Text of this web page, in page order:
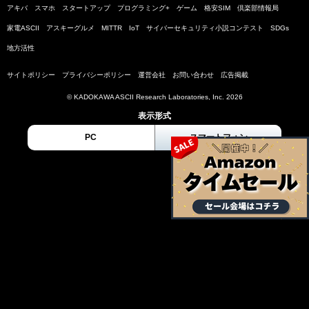
アキバ スマホ スタートアップ プログラミング+ ゲーム 格安SIM 倶楽部情報局
家電ASCII アスキーグルメ MITTR IoT サイバーセキュリティ小説コンテスト SDGs
地方活性
サイトポリシー プライバシーポリシー 運営会社 お問い合わせ 広告掲載
© KADOKAWA ASCII Research Laboratories, Inc. 2026
表示形式
PC スマートフォン